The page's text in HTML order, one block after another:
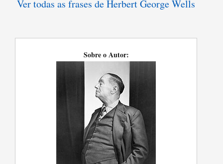
Ver todas as frases de Herbert George Wells
Sobre o Autor: